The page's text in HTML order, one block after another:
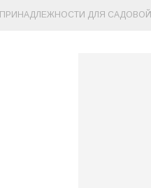
ПРИНАДЛЕЖНОСТИ ДЛЯ САДОВОЙ